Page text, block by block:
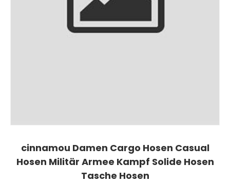
cinnamou Damen Cargo Hosen Casual
Hosen Militär Armee Kampf Solide Hosen
Tasche Hosen